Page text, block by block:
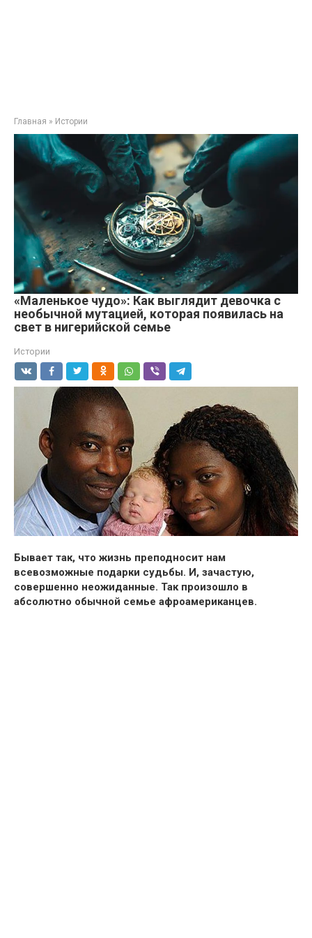
Главная » Истории
«Маленькое чудо»: Как выглядит девочка с
необычной мутацией, которая появилась на
свет в нигерийской семье
Истории
Бывает так, что жизнь преподносит нам
всевозможные подарки судьбы. И, зачастую,
совершенно неожиданные. Так произошло в
абсолютно обычной семье афроамериканцев.